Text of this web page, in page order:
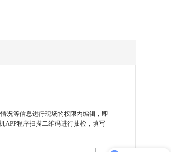
况等信息进行现场的权限内编辑，即
APP程序扫描二维码进行抽检，填写